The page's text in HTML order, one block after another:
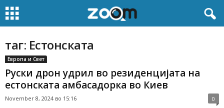
таг: Естонската
Европа и Свет
Руски дрон удрил во резиденцијата на
естонската амбасадорка во Киев
November 8, 2024 во 15:16 0